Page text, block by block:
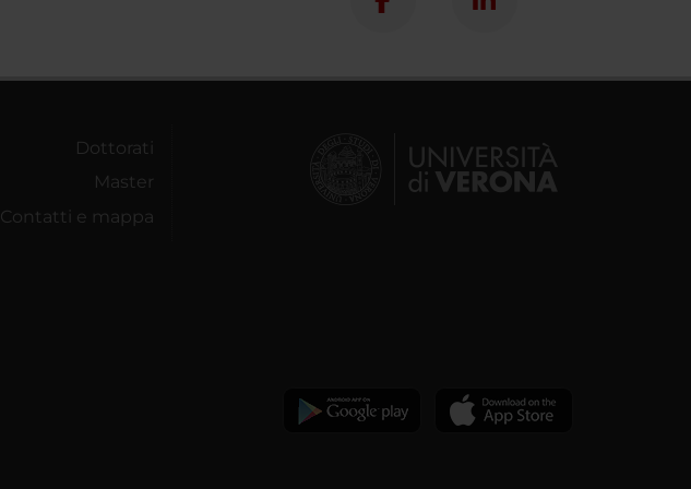
Dottorati
Master
Contatti e mappa